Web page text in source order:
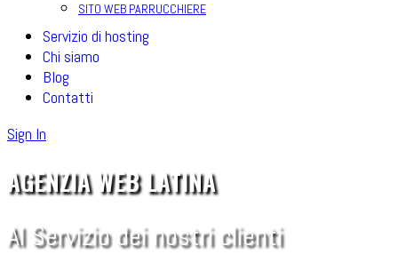
SITO WEB PARRUCCHIERE
Servizio di hosting
Chi siamo
Blog
Contatti
Sign In
AGENZIA WEB LATINA
Al Servizio dei nostri clienti